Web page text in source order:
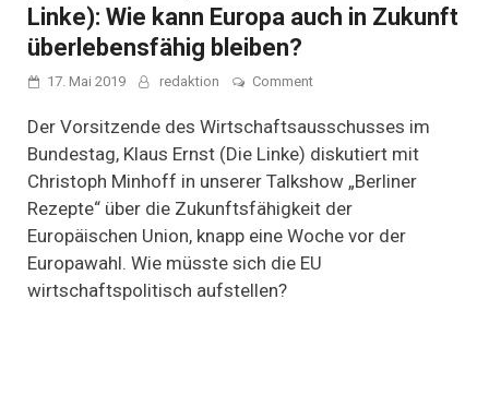
Linke): Wie kann Europa auch in Zukunft
überlebensfähig bleiben?
17. Mai 2019 redaktion Commenton
Rezepte“
mit
Klaus
Ernst
Linke):
Wie
kann
Der Vorsitzende des Wirtschaftsausschusses im
Bundestag, Klaus Ernst (Die Linke) diskutiert mit
Christoph Minhoff in unserer Talkshow „Berliner
Rezepte“ über die Zukunftsfähigkeit der
Europäischen Union, knapp eine Woche vor der
Europawahl. Wie müsste sich die EU
wirtschaftspolitisch aufstellen?